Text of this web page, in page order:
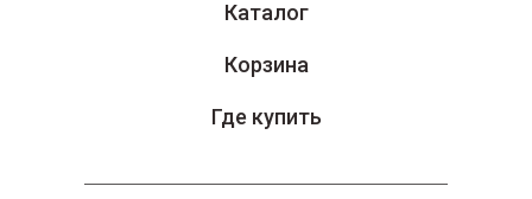
Каталог
Корзина
Где купить